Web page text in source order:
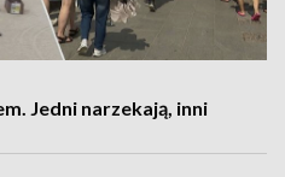
Jedni narzekają, inni